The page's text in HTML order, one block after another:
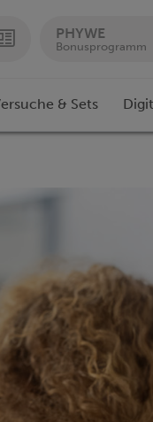
PHYWE
Bonusprogramm
& Sets